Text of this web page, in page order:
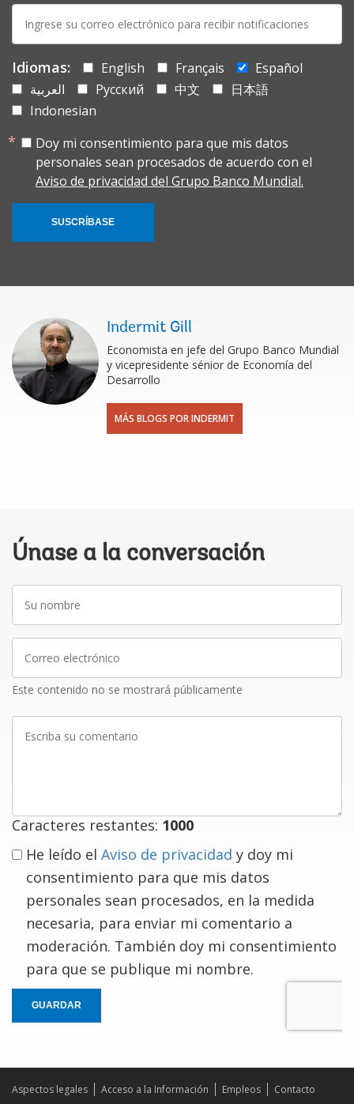
mail:
Idiomas: English Français
Español
العربية
Русский 中文
日本語
Indonesian
Doy mi consentimiento para que mis datos
personales sean procesados de acuerdo con el
Aviso de privacidad del Grupo Banco Mundial.
SUSCRÍBASE
Indermit Gill
Economista en jefe del Grupo Banco Mundial
y vicepresidente sénior de Economía del
Desarrollo
MÁS BLOGS POR INDERMIT
Únase a la conversación
nombre
electrónico
Este contenido no se mostrará públicamente
Caracteres restantes: 1000
He leído el Aviso de privacidad y doy mi
consentimiento para que mis datos
personales sean procesados, en la medida
necesaria, para enviar mi comentario a
moderación. También doy mi consentimiento
para que se publique mi nombre.
GUARDAR
Aspectos legales Acceso a la Información Empleos Contacto